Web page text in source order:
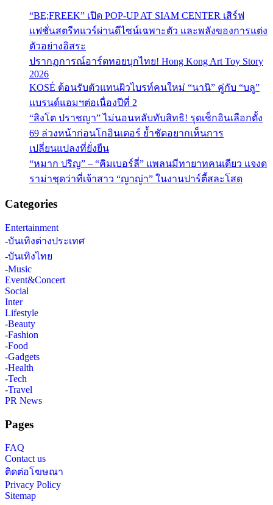
“BE;FREEK” เปิด POP-UP AT SIAM CENTER เสิร์ฟ
แฟชั่นสตรีทแวร์ผ่านดีไซน์เฉพาะตัว และพลังของการแต่ง
ตัวอย่างอิสระ
ปรากฏการณ์อาร์ตทอยบุกไทย! Hong Kong Art Toy Story
2026
KOSÉ ต้อนรับตัวแทนผิวไบรท์คนใหม่ “นานิ” คู่กับ “บลู”
แบรนด์แอมฯต่อเนื่องปีที่ 2
“สิงโต ปราชญา” ไม่นอนหลับทับสิทธิ! รุดเช็กอินเลือกตั้ง
69 ล่วงหน้าก่อนโกอินเตอร์ ย้ำชัดอยากเห็นการ
เปลี่ยนแปลงที่ยั่งยืน
“หมาก ปริญ” – “คิมเบอร์ลี่” แพลนมีทายาทคนเดียว แจงด
ราม่าชุดว่าที่เจ้าสาว “ญาญ่า” ในงานปาร์ตี้สละโสด
Categories
Entertainment
-บันเทิงต่างประเทศ
-บันเทิงไทย
-Music
Event&Concert
Social
Inter
Lifestyle
-Beauty
-Fashion
-Food
-Gadgets
-Health
-Tech
-Travel
PR News
Pages
FAQ
Contact us
ติดต่อโฆษณา
Privacy Policy
Sitemap